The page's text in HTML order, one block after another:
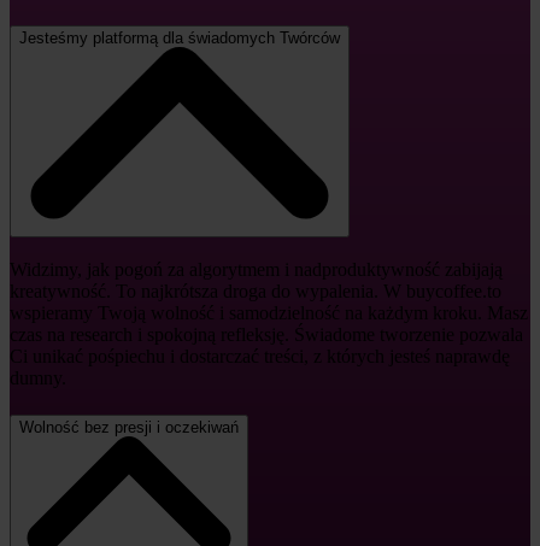
Jesteśmy platformą dla świadomych Twórców
Widzimy, jak pogoń za algorytmem i nadproduktywność zabijają
kreatywność. To najkrótsza droga do wypalenia. W buycoffee.to
wspieramy Twoją wolność i samodzielność na każdym kroku. Masz
czas na research i spokojną refleksję. Świadome tworzenie pozwala
Ci unikać pośpiechu i dostarczać treści, z których jesteś naprawdę
dumny.
Wolność bez presji i oczekiwań